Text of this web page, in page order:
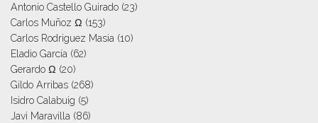
Antonio Castello Guirado (23)
Carlos Muñoz Ω (153)
Carlos Rodriguez Masia (10)
Eladio García (62)
Gerardo Ω (20)
Gildo Arribas (268)
Isidro Calabuig (5)
Javi Maravilla (86)